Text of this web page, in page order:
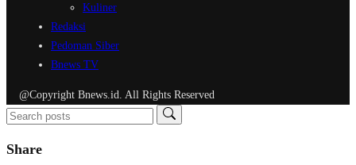
Kuliner
Redaksi
Pedoman Siber
Bnews TV
@Copyright Bnews.id. All Rights Reserved
Share